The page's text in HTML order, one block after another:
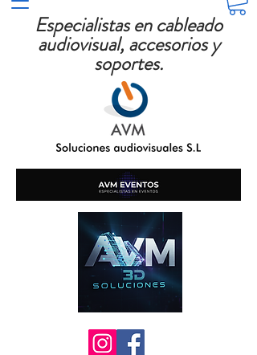
Especialistas en cableado
audiovisual, accesorios y
soportes.